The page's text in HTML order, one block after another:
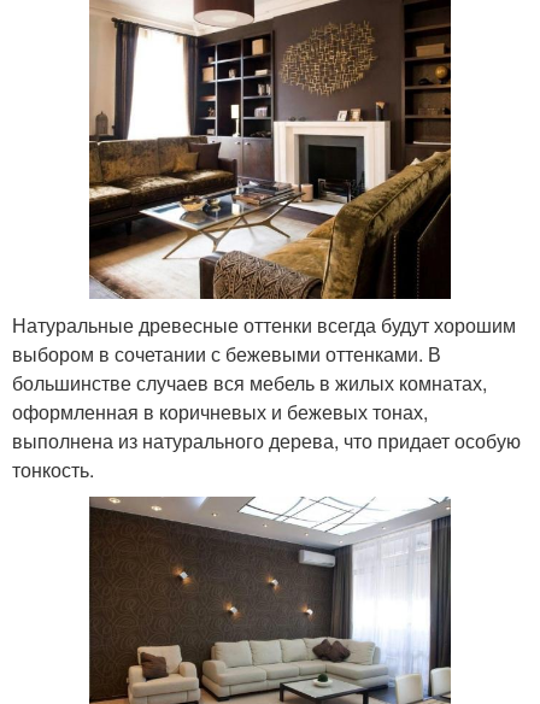
Натуральные древесные оттенки всегда будут хорошим
выбором в сочетании с бежевыми оттенками. В
большинстве случаев вся мебель в жилых комнатах,
оформленная в коричневых и бежевых тонах,
выполнена из натурального дерева, что придает особую
тонкость.